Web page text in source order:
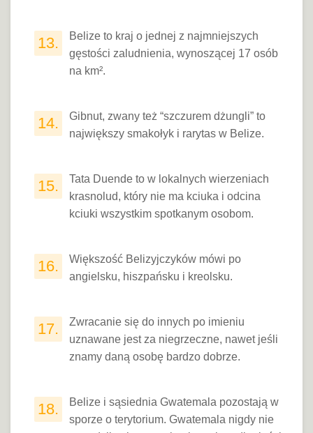
13.
Belize to kraj o jednej z najmniejszych
gęstości zaludnienia, wynoszącej 17 osób
na km².
14.
Gibnut, zwany też “szczurem dżungli” to
największy smakołyk i rarytas w Belize.
15.
Tata Duende to w lokalnych wierzeniach
krasnolud, który nie ma kciuka i odcina
kciuki wszystkim spotkanym osobom.
16.
Większość Belizyjczyków mówi po
angielsku, hiszpańsku i kreolsku.
17.
Zwracanie się do innych po imieniu
uznawane jest za niegrzeczne, nawet jeśli
znamy daną osobę bardzo dobrze.
18.
Belize i sąsiednia Gwatemala pozostają w
sporze o terytorium. Gwatemala nigdy nie